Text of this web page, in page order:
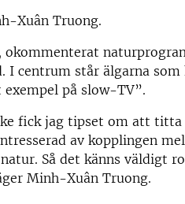
Xuân Truong.
I centrum står älgarna som
på slow-TV”.
fick jag tipset om att titta
av kopplingen
Så det känns väldigt
Minh-Xuân Truong.